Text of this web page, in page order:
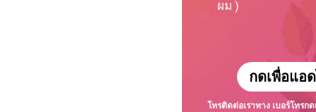
ผม )
กดเพื่อแอ
โทรติดต่อเราทาง เบอร์โทรกด